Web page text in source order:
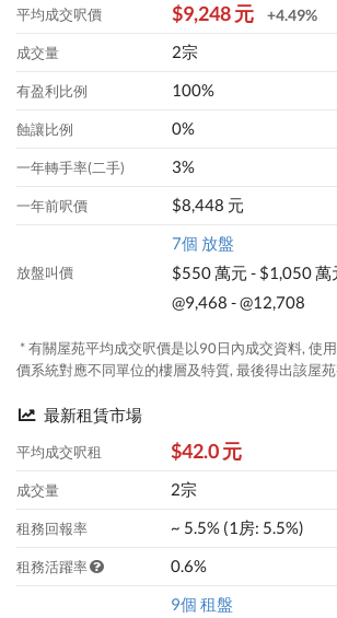
平均成交呎價 $9,248 元 +4.49%
成交量 2宗
有盈利比例 100%
蝕讓比例 0%
一年轉手率(二手) 3%
一年前呎價 $8,448 元
放盤叫價
7個 放盤
$550 萬元 - $1,050 萬
@9,468 - @12,708
* 有關屋苑平均成交呎價是以90日內成交資料, 使
價系統對應不同單位的樓層及特質, 最後得出該屋苑
最新租賃市場
平均成交呎租 $42.0 元
成交量 2宗
租務回報率 ~ 5.5% (1房: 5.5%)
租務活躍率 0.6%
9個 租盤